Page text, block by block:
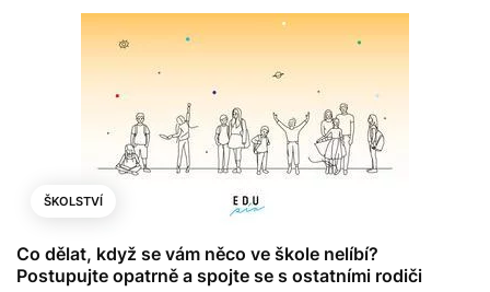
ŠKOLSTVÍ
Co dělat, když se vám něco ve škole nelíbí?
Postupujte opatrně a spojte se s ostatními rodiči